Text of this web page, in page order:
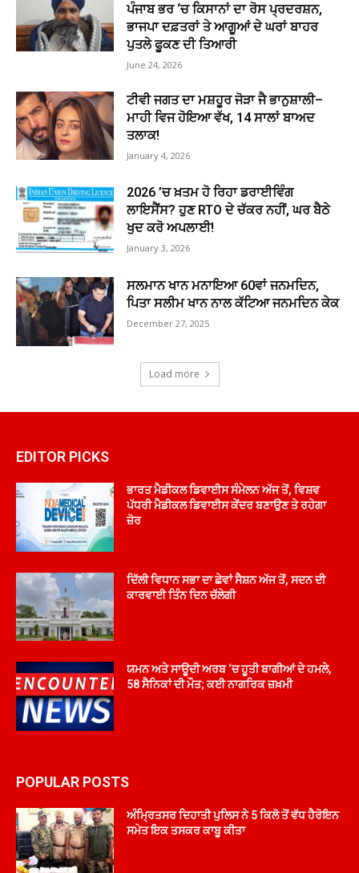
ਪੰਜਾਬ ਭਰ ‘ਚ ਕਿਸਾਨਾਂ ਦਾ ਰੋਸ ਪ੍ਰਦਰਸ਼ਨ,
ਭਾਜਪਾ ਦਫ਼ਤਰਾਂ ਤੇ ਆਗੂਆਂ ਦੇ ਘਰਾਂ ਬਾਹਰ
ਪੁਤਲੇ ਫੂਕਣ ਦੀ ਤਿਆਰੀ
June 24, 2026
ਟੀਵੀ ਜਗਤ ਦਾ ਮਸ਼ਹੂਰ ਜੋੜਾ ਜੈ ਭਾਨੁਸ਼ਾਲੀ–
ਮਾਹੀ ਵਿਜ ਹੋਇਆ ਵੱਖ, 14 ਸਾਲਾਂ ਬਾਅਦ
ਤਲਾਕ!
January 4, 2026
2026 ’ਚ ਖ਼ਤਮ ਹੋ ਰਿਹਾ ਡਰਾਈਵਿੰਗ
ਲਾਇਸੈਂਸ? ਹੁਣ RTO ਦੇ ਚੱਕਰ ਨਹੀਂ, ਘਰ ਬੈਠੇ
ਖੁਦ ਕਰੋ ਅਪਲਾਈ!
January 3, 2026
ਸਲਮਾਨ ਖਾਨ ਮਨਾਇਆ 60ਵਾਂ ਜਨਮਦਿਨ,
ਪਿਤਾ ਸਲੀਮ ਖਾਨ ਨਾਲ ਕੱਟਿਆ ਜਨਮਦਿਨ ਕੇਕ
December 27, 2025
Load more
EDITOR PICKS
ਭਾਰਤ ਮੈਡੀਕਲ ਡਿਵਾਈਸ ਸੰਮੇਲਨ ਅੱਜ ਤੋਂ, ਵਿਸ਼ਵ
ਪੱਧਰੀ ਮੈਡੀਕਲ ਡਿਵਾਈਸ ਕੇਂਦਰ ਬਣਾਉਣ ਤੇ ਰਹੇਗਾ
ਜ਼ੋਰ
ਦਿੱਲੀ ਵਿਧਾਨ ਸਭਾ ਦਾ ਛੇਵਾਂ ਸੈਸ਼ਨ ਅੱਜ ਤੋਂ, ਸਦਨ ਦੀ
ਕਾਰਵਾਈ ਤਿੰਨ ਦਿਨ ਚੱਲੇਗੀ
ਯਮਨ ਅਤੇ ਸਾਊਦੀ ਅਰਬ ‘ਚ ਹੂਤੀ ਬਾਗੀਆਂ ਦੇ ਹਮਲੇ,
58 ਸੈਨਿਕਾਂ ਦੀ ਮੌਤ; ਕਈ ਨਾਗਰਿਕ ਜ਼ਖ਼ਮੀ
POPULAR POSTS
ਅੰਮ੍ਰਿਤਸਰ ਦਿਹਾਤੀ ਪੁਲਿਸ ਨੇ 5 ਕਿਲੋ ਤੋਂ ਵੱਧ ਹੈਰੋਇਨ
ਸਮੇਤ ਇਕ ਤਸਕਰ ਕਾਬੂ ਕੀਤਾ